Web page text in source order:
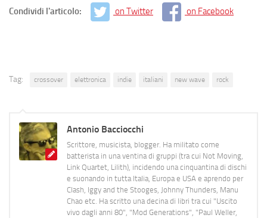
Condividi l'articolo: on Twitter on Facebook
Tag: crossover elettronica indie italiani new wave rock
Antonio Bacciocchi
Scrittore, musicista, blogger. Ha militato come
batterista in una ventina di gruppi (tra cui Not Moving,
Link Quartet, Lilith), incidendo una cinquantina di dischi
e suonando in tutta Italia, Europa e USA e aprendo per
Clash, Iggy and the Stooges, Johnny Thunders, Manu
Chao etc. Ha scritto una decina di libri tra cui "Uscito
vivo dagli anni 80", "Mod Generations", "Paul Weller,